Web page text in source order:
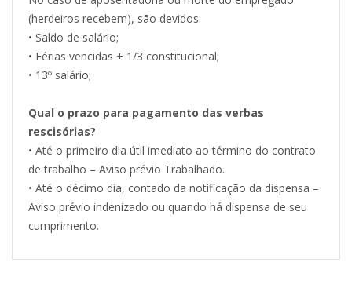
(herdeiros recebem), são devidos:
• Saldo de salário;
• Férias vencidas + 1/3 constitucional;
• 13º salário;
Qual o prazo para pagamento das verbas
rescisórias?
• Até o primeiro dia útil imediato ao término do contrato
de trabalho – Aviso prévio Trabalhado.
• Até o décimo dia, contado da notificação da dispensa –
Aviso prévio indenizado ou quando há dispensa de seu
cumprimento.